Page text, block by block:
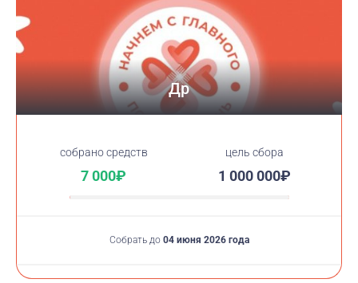
Др
cобрано средств
7 000₽
цель сбора
1 000 000₽
Собрать до 04 июня 2026 года